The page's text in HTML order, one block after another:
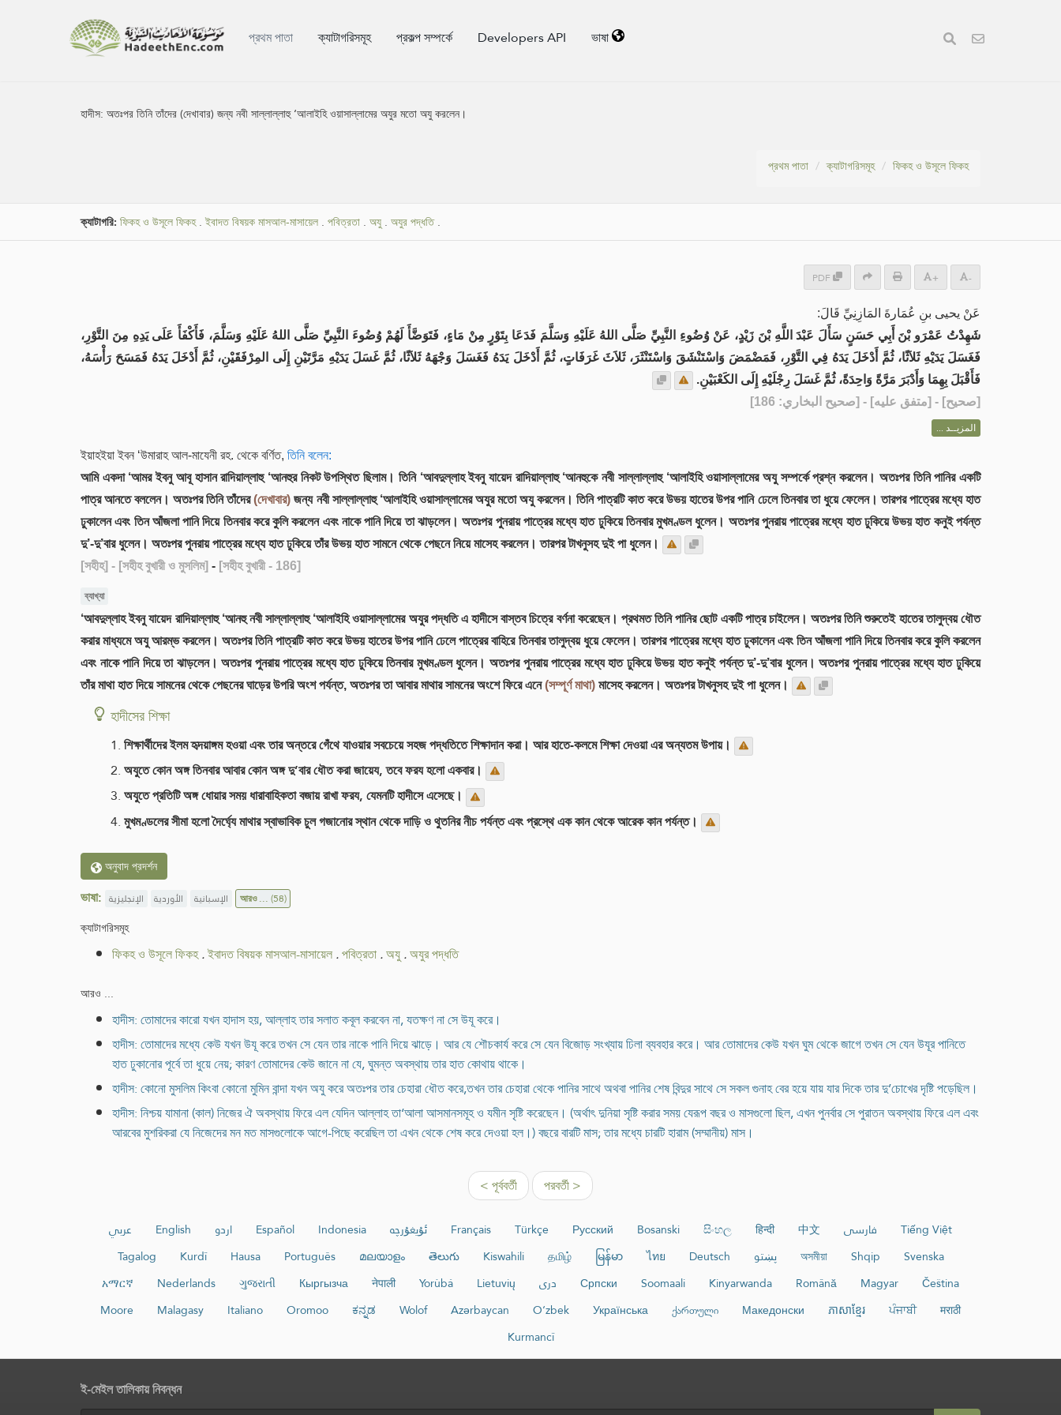
প্রথম পাতা ক্যাটাগরিসমূহ প্রকল্প সম্পর্কে Developers API ভাষা
হাদীস:অতঃপর তিনি তাঁদের (দেখাবার) জন্য নবী সাল্লাল্লাহু ‘আলাইহি ওয়াসাল্লামের অযুর মতো অযু করলেন।
প্রথম পাতা ক্যাটাগরিসমূহ ফিকহ ও উসূলে ফিকহ
ক্যাটাগরি: ফিকহ ও উসূলে ফিকহ. ইবাদত বিষয়ক মাসআল-মাসায়েল . পবিত্রতা . অযু. অযুর পদ্ধতি.
PDF + -
عَنْ يحيى بنِ عُمَارةَ المَازِنِيِّ قَالَ:
شَهِدْتُ عَمْرَو بْنَ أَبِي حَسَنٍ سَأَلَ عَبْدَ اللَّهِ بْنَ زَيْدٍ، عَنْ وُضُوءِ النَّبِيِّ صَلَّى اللهُ عَلَيْهِ وَسَلَّمَ فَدَعَا بِتَوْرٍ مِنْ مَاءٍ، فَتَوَضَّأَ لَهُمْ وُضُوءَ النَّبِيِّ صَلَّى اللهُ عَلَيْهِ وَسَلَّمَ، فَأَكْفَأَ عَلَى يَدِهِ مِنَ التَّوْرِ،
فَغَسَلَ يَدَيْهِ ثَلاَثًا، ثُمَّ أَدْخَلَ يَدَهُ فِي التَّوْرِ، فَمَضْمَضَ وَاسْتَنْشَقَ وَاسْتَنْثَرَ، ثَلاَثَ غَرَفَاتٍ، ثُمَّ أَدْخَلَ يَدَهُ فَغَسَلَ وَجْهَهُ ثَلاَثًا، ثُمَّ غَسَلَ يَدَيْهِ مَرَّتَيْنِ إِلَى المِرْفَقَيْنِ، ثُمَّ أَدْخَلَ يَدَهُ فَمَسَحَ رَأْسَهُ،
فَأَقْبَلَ بِهِمَا وَأَدْبَرَ مَرَّةً وَاحِدَةً، ثُمَّ غَسَلَ رِجْلَيْهِ إِلَى الكَعْبَيْنِ.
[صحيح] - [متفق عليه] - [صحيح البخاري: 186]
المزيــد ...
ইয়াহইয়া ইবন ‘উমারাহ আল-মাযেনী রহ. থেকে বর্ণিত, তিনি বলেন:
আমি একদা ‘আমর ইবনু আবূ হাসান রাদিয়াল্লাহু ‘আনহুর নিকট উপস্থিত ছিলাম। তিনি ‘আবদুল্লাহ ইবনু যায়েদ রাদিয়াল্লাহু ‘আনহুকে নবী সাল্লাল্লাহু ‘আলাইহি ওয়াসাল্লামের অযু সম্পর্কে প্রশ্ন করলেন। অতঃপর তিনি পানির একটি
পাত্র আনতে বললেন। অতঃপর তিনি তাঁদের(দেখাবার) জন্য নবী সাল্লাল্লাহু ‘আলাইহি ওয়াসাল্লামের অযুর মতো অযু করলেন। তিনি পাত্রটি কাত করে উভয় হাতের উপর পানি ঢেলে তিনবার তা ধুয়ে ফেলেন। তারপর পাত্রের মধ্যে হাত
ঢুকালেন এবং তিন আঁজলা পানি দিয়ে তিনবার করে কুলি করলেন এবং নাকে পানি দিয়ে তা ঝাড়লেন। অতঃপর পুনরায় পাত্রের মধ্যে হাত ঢুকিয়ে তিনবার মুখমণ্ডল ধুলেন। অতঃপর পুনরায় পাত্রের মধ্যে হাত ঢুকিয়ে উভয় হাত কনুই পর্যন্ত
দু’-দু’বার ধুলেন। অতঃপর পুনরায় পাত্রের মধ্যে হাত ঢুকিয়ে তাঁর উভয় হাত সামনে থেকে পেছনে নিয়ে মাসেহ করলেন। তারপর টাখনুসহ দুই পা ধুলেন।
[সহীহ] - [সহীহ বুখারী ও মুসলিম] - [সহীহ বুখারী - 186]
ব্যাখ্যা
‘আবদুল্লাহ ইবনু যায়েদ রাদিয়াল্লাহু ‘আনহু নবী সাল্লাল্লাহু ‘আলাইহি ওয়াসাল্লামের অযুর পদ্ধতি এ হাদীসে বাস্তব চিত্রে বর্ণনা করেছেন। প্রথমত তিনি পানির ছোট একটি পাত্র চাইলেন। অতঃপর তিনি শুরুতেই হাতের তালুদ্বয় ধৌত
করার মাধ্যমে অযু আরম্ভ করলেন। অতঃপর তিনি পাত্রটি কাত করে উভয় হাতের উপর পানি ঢেলে পাত্রের বাহিরে তিনবার তালুদ্বয় ধুয়ে ফেলেন। তারপর পাত্রের মধ্যে হাত ঢুকালেন এবং তিন আঁজলা পানি দিয়ে তিনবার করে কুলি করলেন
এবং নাকে পানি দিয়ে তা ঝাড়লেন। অতঃপর পুনরায় পাত্রের মধ্যে হাত ঢুকিয়ে তিনবার মুখমণ্ডল ধুলেন। অতঃপর পুনরায় পাত্রের মধ্যে হাত ঢুকিয়ে উভয় হাত কনুই পর্যন্ত দু’-দু’বার ধুলেন। অতঃপর পুনরায় পাত্রের মধ্যে হাত ঢুকিয়ে
তাঁর মাথা হাত দিয়ে সামনের থেকে পেছনের ঘাড়ের উপরি অংশ পর্যন্ত, অতঃপর তা আবার মাথার সামনের অংশে ফিরে এনে(সম্পূর্ণ মাথা) মাসেহ করলেন। অতঃপর টাখনুসহ দুই পা ধুলেন।
হাদীসের শিক্ষা
শিক্ষার্থীদের ইলম হৃদয়াঙ্গম হওয়া এবং তার অন্তরে গেঁথে যাওয়ার সবচেয়ে সহজ পদ্ধতিতে শিক্ষাদান করা। আর হাতে-কলমে শিক্ষা দেওয়া এর অন্যতম উপায়।
অযুতে কোন অঙ্গ তিনবার আবার কোন অঙ্গ দু’বার ধৌত করা জায়েয, তবে ফরয হলো একবার।
অযুতে প্রতিটি অঙ্গ ধোয়ার সময় ধারাবাহিকতা বজায় রাখা ফরয, যেমনটি হাদীসে এসেছে।
মুখমণ্ডলের সীমা হলো দৈর্ঘ্যে মাথার স্বাভাবিক চুল গজানোর স্থান থেকে দাড়ি ও থুতনির নীচ পর্যন্ত এবং প্রস্থে এক কান থেকে আরেক কান পর্যন্ত।
অনুবাদ প্রদর্শন
ভাষা: الإنجليزية الأوردية الإسبانية আরও ...(58)
ক্যাটাগরিসমূহ
ফিকহ ও উসূলে ফিকহ.ইবাদত বিষয়ক মাসআল-মাসায়েল.পবিত্রতা.অযু.অযুর পদ্ধতি
আরও ...
হাদীস: তোমাদের কারো যখন হাদাস হয়, আল্লাহ তার সলাত কবূল করবেন না, যতক্ষণ না সে উযূ করে।
হাদীস: তোমাদের মধ্যে কেউ যখন উযূ করে তখন সে যেন তার নাকে পানি দিয়ে ঝাড়ে। আর যে শৌচকার্য করে সে যেন বিজোড় সংখ্যায় ঢিলা ব্যবহার করে। আর তোমাদের কেউ যখন ঘুম থেকে জাগে তখন সে যেন উযূর পানিতে
হাত ঢুকানোর পূর্বে তা ধুয়ে নেয়; কারণ তোমাদের কেউ জানে না যে, ঘুমন্ত অবস্থায় তার হাত কোথায় থাকে।
হাদীস: কোনো মুসলিম কিংবা কোনো মুমিন বান্দা যখন অযু করে অতঃপর তার চেহারা ধৌত করে,তখন তার চেহারা থেকে পানির সাথে অথবা পানির শেষ বিন্দুর সাথে সে সকল গুনাহ বের হয়ে যায় যার দিকে তার দু’চোখের দৃষ্টি পড়েছিল।
হাদীস: নিশ্চয় যামানা (কাল) নিজের ঐ অবস্থায় ফিরে এল যেদিন আল্লাহ তা‘আলা আসমানসমূহ ও যমীন সৃষ্টি করেছেন। (অর্থাৎ দুনিয়া সৃষ্টি করার সময় যেরূপ বছর ও মাসগুলো ছিল, এখন পুনর্বার সে পুরাতন অবস্থায় ফিরে এল এবং
আরবের মুশরিকরা যে নিজেদের মন মত মাসগুলোকে আগে-পিছে করেছিল তা এখন থেকে শেষ করে দেওয়া হল।) বছরে বারটি মাস; তার মধ্যে চারটি হারাম (সম্মানীয়) মাস।
< পূর্ববর্তী পরবর্তী >
عربي English اردو Español Indonesia ئۇيغۇرچە Français Türkçe Русский Bosanski සිංහල हिन्दी 中文 فارسی
Tiếng Việt
Tagalog
Kurdî Hausa Português മലയാളം తెలుగు Kiswahili தமிழ் မြန်မာ ไทย Deutsch پښتو অসমীয়া Shqip
Svenska
አማርኛ
Nederlands ગુજરાતી Кыргызча नेपाली Yorùbá Lietuvių دری Српски Soomaali Kinyarwanda Română Magyar
Čeština
Moore
Malagasy Italiano Oromoo ಕನ್ನಡ Wolof Azərbaycan O‘zbek Українська ქართული Македонски ភាសាខ្មែរ ਪੰਜਾਬੀ
मराठी
Kurmancî
ই-মেইল তালিকায় নিবন্ধন